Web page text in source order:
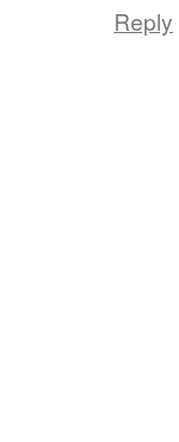
Reply